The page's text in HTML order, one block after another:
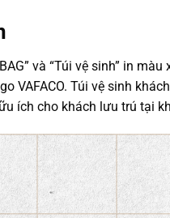
và “Túi vệ sinh” in
VAFACO. Túi vệ sinh
ích cho khách lưu trú tại